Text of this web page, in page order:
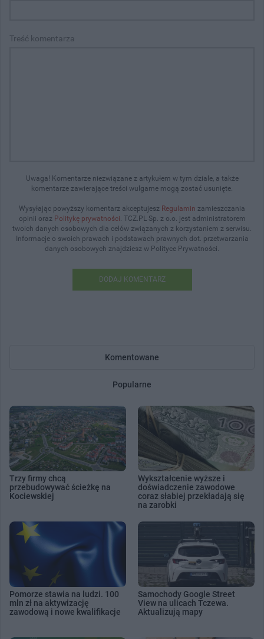
Treść komentarza
Uwaga! Komentarze niezwiązane z artykułem w tym dziale, a także
komentarze zawierające treści wulgarne mogą zostać usunięte.
Wysyłając powyższy komentarz akceptujesz Regulamin zamieszczania
opinii oraz Politykę prywatności. TCZ.PL Sp. z o.o. jest administratorem
twoich danych osobowych dla celów związanych z korzystaniem z serwisu.
Informacje o swoich prawach i podstawach prawnych dot. przetwarzania
danych osobowych znajdziesz w Polityce Prywatności.
DODAJ KOMENTARZ
Komentowane
Popularne
Trzy firmy chcą
przebudowywać ścieżkę na
Kociewskiej
Wykształcenie wyższe i
doświadczenie zawodowe
coraz słabiej przekładają się
na zarobki
Pomorze stawia na ludzi. 100
mln zł na aktywizację
zawodową i nowe kwalifikacje
Samochody Google Street
View na ulicach Tczewa.
Aktualizują mapy